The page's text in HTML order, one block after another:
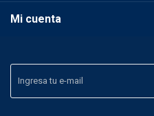
Mi cuenta